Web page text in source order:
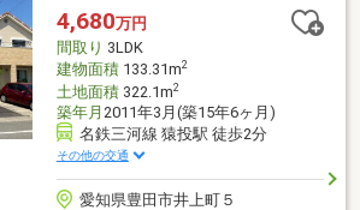
ナカジツまでお問い合わせくださいま
の他】■■・名鉄美川線「越戸」駅まで車で
まで徒歩約5分
4,680万円
間取り 3LDK
建物面積133.31m2
土地面積322.1m2
築年月 2011年3月(築15年6ヶ月)
名鉄三河線 猿投駅 徒歩2分
その他の交通
愛知県豊田市井上町５